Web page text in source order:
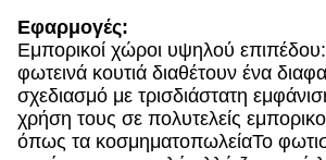
Εφαρμογές:
Εμπορικοί χώροι υψηλού
φωτεινά κουτιά διαθέτουν ένα
σχεδιασμό με τρισδιάστατη
χρήση τους σε πολυτελείς
όπως τα κοσμηματοπωλείαΤο